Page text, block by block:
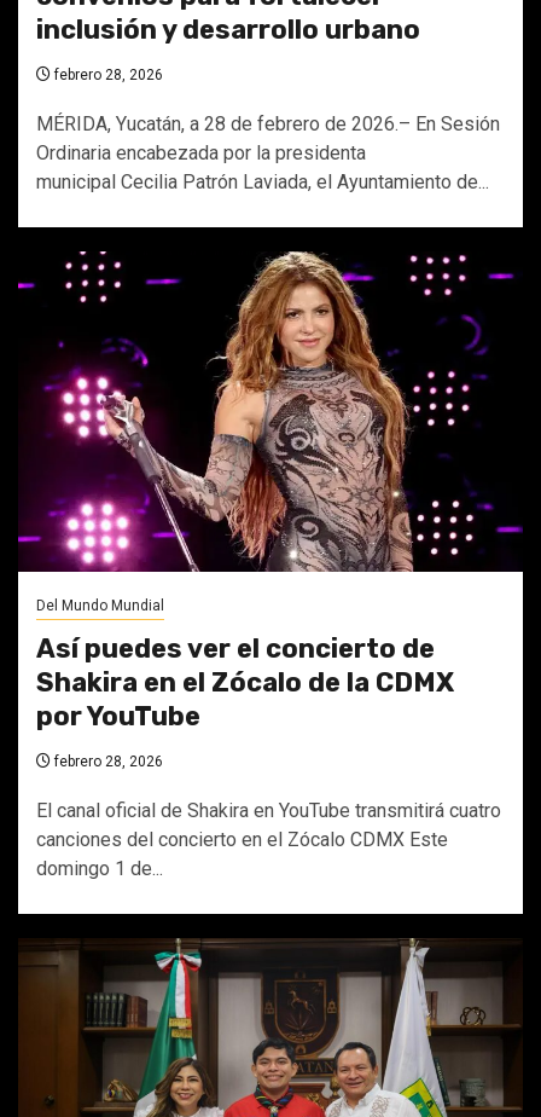
inclusión y desarrollo urbano
febrero 28, 2026
MÉRIDA, Yucatán, a 28 de febrero de 2026.– En Sesión
Ordinaria encabezada por la presidenta
municipal Cecilia Patrón Laviada, el Ayuntamiento de...
Del Mundo Mundial
Así puedes ver el concierto de
Shakira en el Zócalo de la CDMX
por YouTube
febrero 28, 2026
El canal oficial de Shakira en YouTube transmitirá cuatro
canciones del concierto en el Zócalo CDMX Este
domingo 1 de...